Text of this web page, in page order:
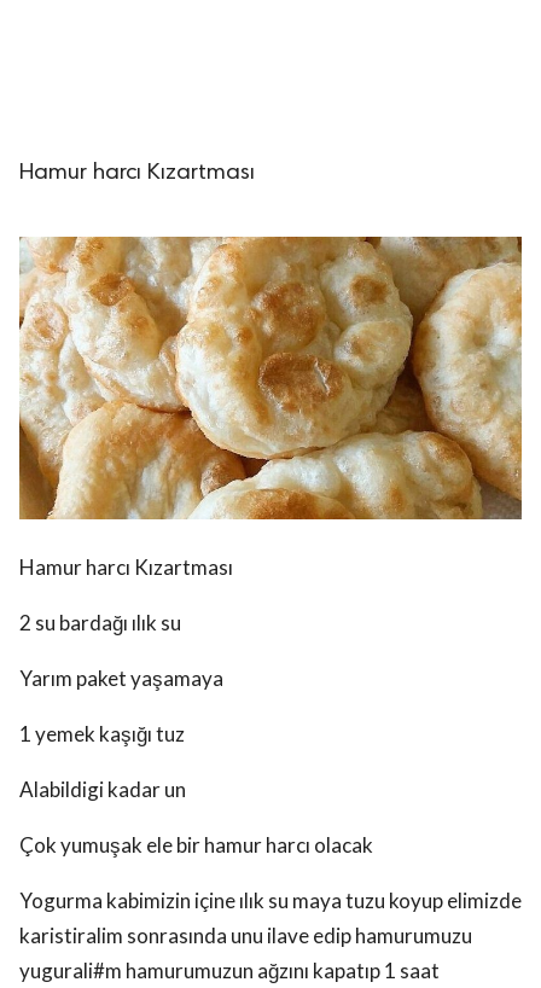
Hamur harcı Kızartması
Hamur harcı Kızartması
2 su bardağı ılık su
Yarım paket yaşamaya
1 yemek kaşığı tuz
Alabildigi kadar un
Çok yumuşak ele bir hamur harcı olacak
Yogurma kabimizin içine ılık su maya tuzu koyup elimizde
karistiralim sonrasında unu ilave edip hamurumuzu
yugurali#m hamurumuzun ağzını kapatıp 1 saat